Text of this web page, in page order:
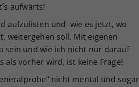
aufwärts!
aufzulisten und wie es jetzt, wo
weitergehen soll. Mit eigenen
sein und wie ich nicht nur darauf
als vorher wird, ist keine Frage!
nicht mental und sogar